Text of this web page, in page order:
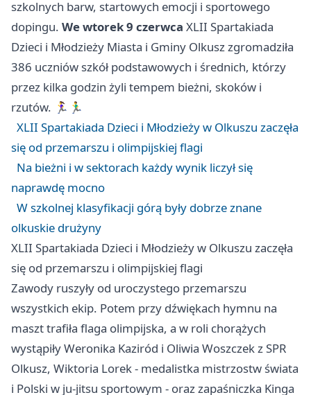
szkolnych barw, startowych emocji i sportowego
dopingu. We wtorek 9 czerwca XLII Spartakiada
Dzieci i Młodzieży Miasta i Gminy Olkusz zgromadziła
386 uczniów szkół podstawowych i średnich, którzy
przez kilka godzin żyli tempem bieżni, skoków i
rzutów. 🏃‍♀️🏃‍♂️
XLII Spartakiada Dzieci i Młodzieży w Olkuszu zaczęła
się od przemarszu i olimpijskiej flagi
Na bieżni i w sektorach każdy wynik liczył się
naprawdę mocno
W szkolnej klasyfikacji górą były dobrze znane
olkuskie drużyny
XLII Spartakiada Dzieci i Młodzieży w Olkuszu zaczęła
się od przemarszu i olimpijskiej flagi
Zawody ruszyły od uroczystego przemarszu
wszystkich ekip. Potem przy dźwiękach hymnu na
maszt trafiła flaga olimpijska, a w roli chorążych
wystąpiły Weronika Kaziród i Oliwia Woszczek z SPR
Olkusz, Wiktoria Lorek - medalistka mistrzostw świata
i Polski w ju-jitsu sportowym - oraz zapaśniczka Kinga